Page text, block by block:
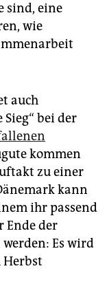
sind, eine
wie
auch
bei der
kommen
zu einer
kann
ihr passend
Ende der
Es wird